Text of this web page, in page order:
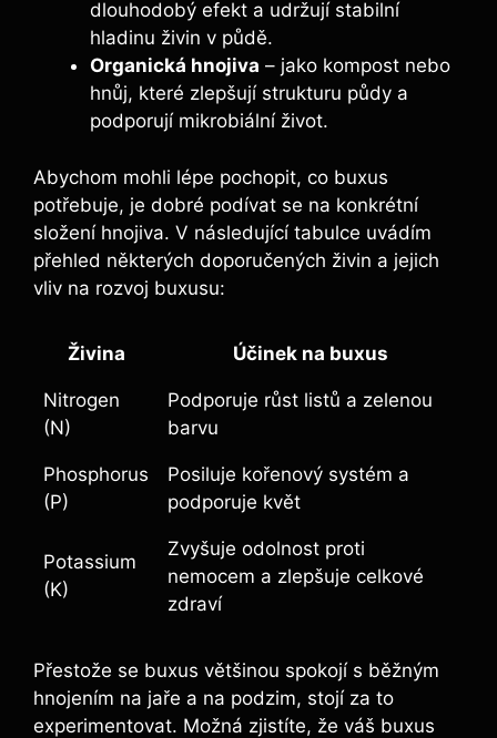
⁢dlouhodobý efekt a udržují stabilní
hladinu živin‍ v⁣ půdě.
Organická hnojiva – jako kompost⁢ nebo​
hnůj,⁤ které⁤ zlepšují strukturu půdy a⁤
podporují mikrobiální život.
Abychom mohli lépe pochopit, ​co buxus
potřebuje,⁤ je dobré podívat se na‍ konkrétní
složení​ hnojiva. V následující tabulce uvádím
přehled některých doporučených živin a jejich
vliv na rozvoj buxusu:
Živina Účinek na buxus
Nitrogen
(N)
Podporuje růst​ listů ⁣a zelenou
barvu
Phosphorus
(P)
Posiluje kořenový systém⁤ a
podporuje květ
Potassium
⁤(K)
Zvyšuje odolnost‌ proti
nemocem a zlepšuje celkové
zdraví
Přestože se buxus většinou ‌spokojí s ⁣běžným
hnojením na jaře a ⁤na podzim, stojí za to
experimentovat. ​Možná zjistíte, že váš⁤ buxus